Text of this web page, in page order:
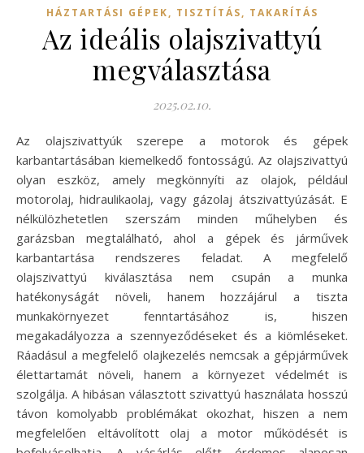
HÁZTARTÁSI GÉPEK, TISZTÍTÁS, TAKARÍTÁS
Az ideális olajszivattyú
megválasztása
2025.02.10.
Az olajszivattyúk szerepe a motorok és gépek
karbantartásában kiemelkedő fontosságú. Az olajszivattyú
olyan eszköz, amely megkönnyíti az olajok, például
motorolaj, hidraulikaolaj, vagy gázolaj átszivattyúzását. E
nélkülözhetetlen szerszám minden műhelyben és
garázsban megtalálható, ahol a gépek és járművek
karbantartása rendszeres feladat. A megfelelő
olajszivattyú kiválasztása nem csupán a munka
hatékonyságát növeli, hanem hozzájárul a tiszta
munkakörnyezet fenntartásához is, hiszen
megakadályozza a szennyeződéseket és a kiömléseket.
Ráadásul a megfelelő olajkezelés nemcsak a gépjárművek
élettartamát növeli, hanem a környezet védelmét is
szolgálja. A hibásan választott szivattyú használata hosszú
távon komolyabb problémákat okozhat, hiszen a nem
megfelelően eltávolított olaj a motor működését is